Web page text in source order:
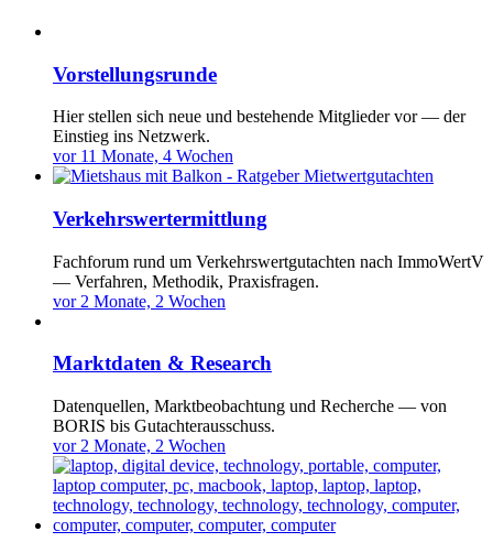
Vorstellungsrunde
Hier stellen sich neue und bestehende Mitglieder vor — der
Einstieg ins Netzwerk.
vor 11 Monate, 4 Wochen
Verkehrswertermittlung
Fachforum rund um Verkehrswertgutachten nach ImmoWertV
— Verfahren, Methodik, Praxisfragen.
vor 2 Monate, 2 Wochen
Marktdaten & Research
Datenquellen, Marktbeobachtung und Recherche — von
BORIS bis Gutachterausschuss.
vor 2 Monate, 2 Wochen